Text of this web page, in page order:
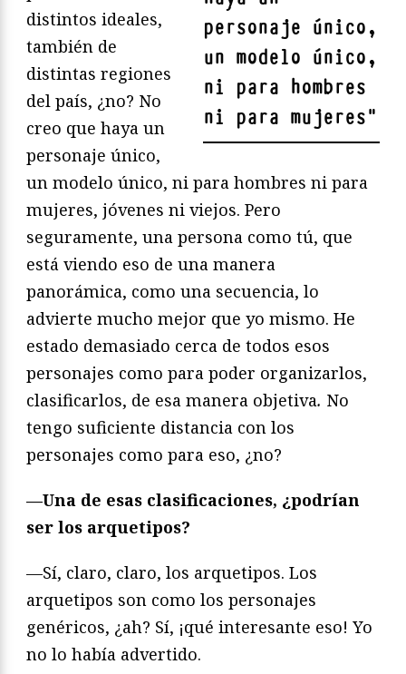
personaje único,
un modelo único,
ni para hombres
ni para mujeres"
distintos ideales,
también de
distintas regiones
del país, ¿no? No
creo que haya un
personaje único,
un modelo único, ni para hombres ni para
mujeres, jóvenes ni viejos. Pero
seguramente, una persona como tú, que
está viendo eso de una manera
panorámica, como una secuencia, lo
advierte mucho mejor que yo mismo. He
estado demasiado cerca de todos esos
personajes como para poder organizarlos,
clasificarlos, de esa manera objetiva. No
tengo suficiente distancia con los
personajes como para eso, ¿no?
—Una de esas clasificaciones, ¿podrían
ser los arquetipos?
—Sí, claro, claro, los arquetipos. Los
arquetipos son como los personajes
genéricos, ¿ah? Sí, ¡qué interesante eso! Yo
no lo había advertido.